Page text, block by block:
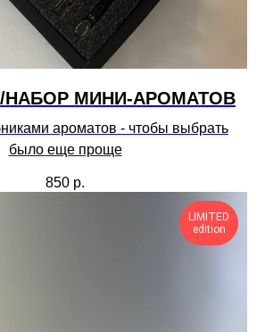
НАБОР МИНИ-АРОМАТОВ
ароматов - чтобы выбрать
было еще проще
850 р.
LIMITED
edition